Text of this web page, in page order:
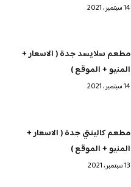
14 سبتمبر، 2021
مطعم سلايسد جدة ( الاسعار +
المنيو + الموقع )
14 سبتمبر، 2021
مطعم كالينتي جدة ( الاسعار +
المنيو + الموقع )
13 سبتمبر، 2021